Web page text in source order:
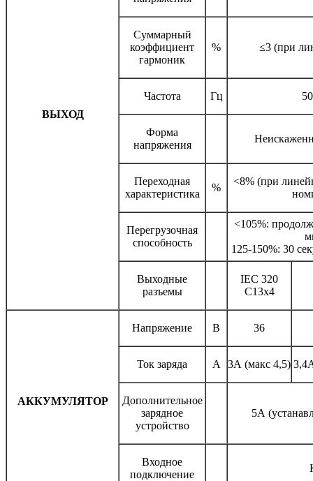
ВЫХОД
Суммарный
коэффициент
гармоник
% ≤3 (при
Частота Гц
Форма
напряжения
Переходная
характеристика
%
<8% (при
Перегрузочная
способность
<105%:
125-150%: 30
Выходные
разъемы
IEC 320
C13x4
АККУМУЛЯТОР
Напряжение В 36
Ток заряда А 3А (макс 4,5)
Дополнительное
зарядное
устройство
5А
Входное
подключение